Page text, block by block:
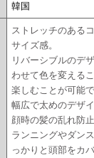
韓国
ストレッチのある
サイズ感。
リバーシブルのデ
わせて色を変える
楽しむことが可能で
幅広で太めのデザ
顔時の髪の乱れ防
ランニングやダン
っかりと頭部をカ